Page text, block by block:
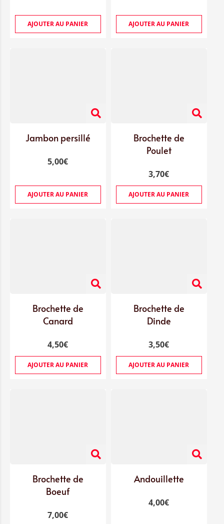
AJOUTER AU PANIER AJOUTER AU PANIER
Jambon persillé
5,00€
AJOUTER AU PANIER
Brochette de
Poulet
3,70€
AJOUTER AU PANIER
Brochette de
Canard
4,50€
AJOUTER AU PANIER
Brochette de
Dinde
3,50€
AJOUTER AU PANIER
Brochette de
Boeuf
7,00€
Andouillette
4,00€